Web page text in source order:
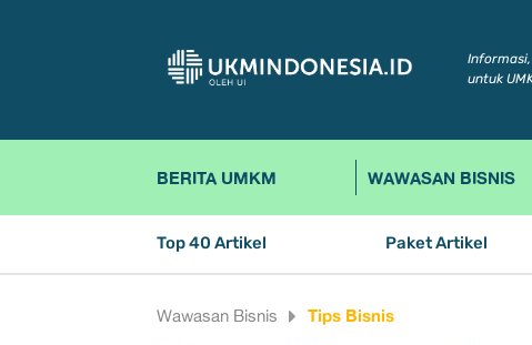
untuk
BERITA UMKM WAWASAN BISNIS
Top 40 Artikel Paket Artikel
Wawasan Bisnis Tips Bisnis